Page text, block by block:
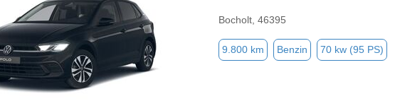
Bocholt, 46395
9.800 km Benzin 70 kw (95 PS)